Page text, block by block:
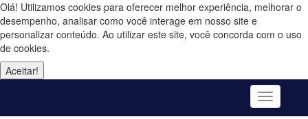
Olá! Utilizamos cookies para oferecer melhor experiência, melhorar o
desempenho, analisar como você interage em nosso site e
personalizar conteúdo. Ao utilizar este site, você concorda com o uso
de cookies.
Aceitar!
Toggle